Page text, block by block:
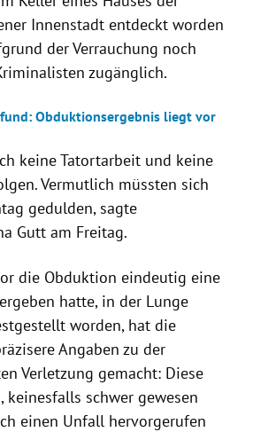
Innenstadt entdeckt worden
der Verrauchung noch
zugänglich.
Obduktionsergebnis liegt vor
keine Tatortarbeit und keine
Vermutlich müssten sich
gedulden, sagte
Gutt am Freitag.
die Obduktion eindeutig eine
hatte, in der Lunge
worden, hat die
Angaben zu der
Verletzung gemacht: Diese
schwer gewesen
einen Unfall hervorgerufen